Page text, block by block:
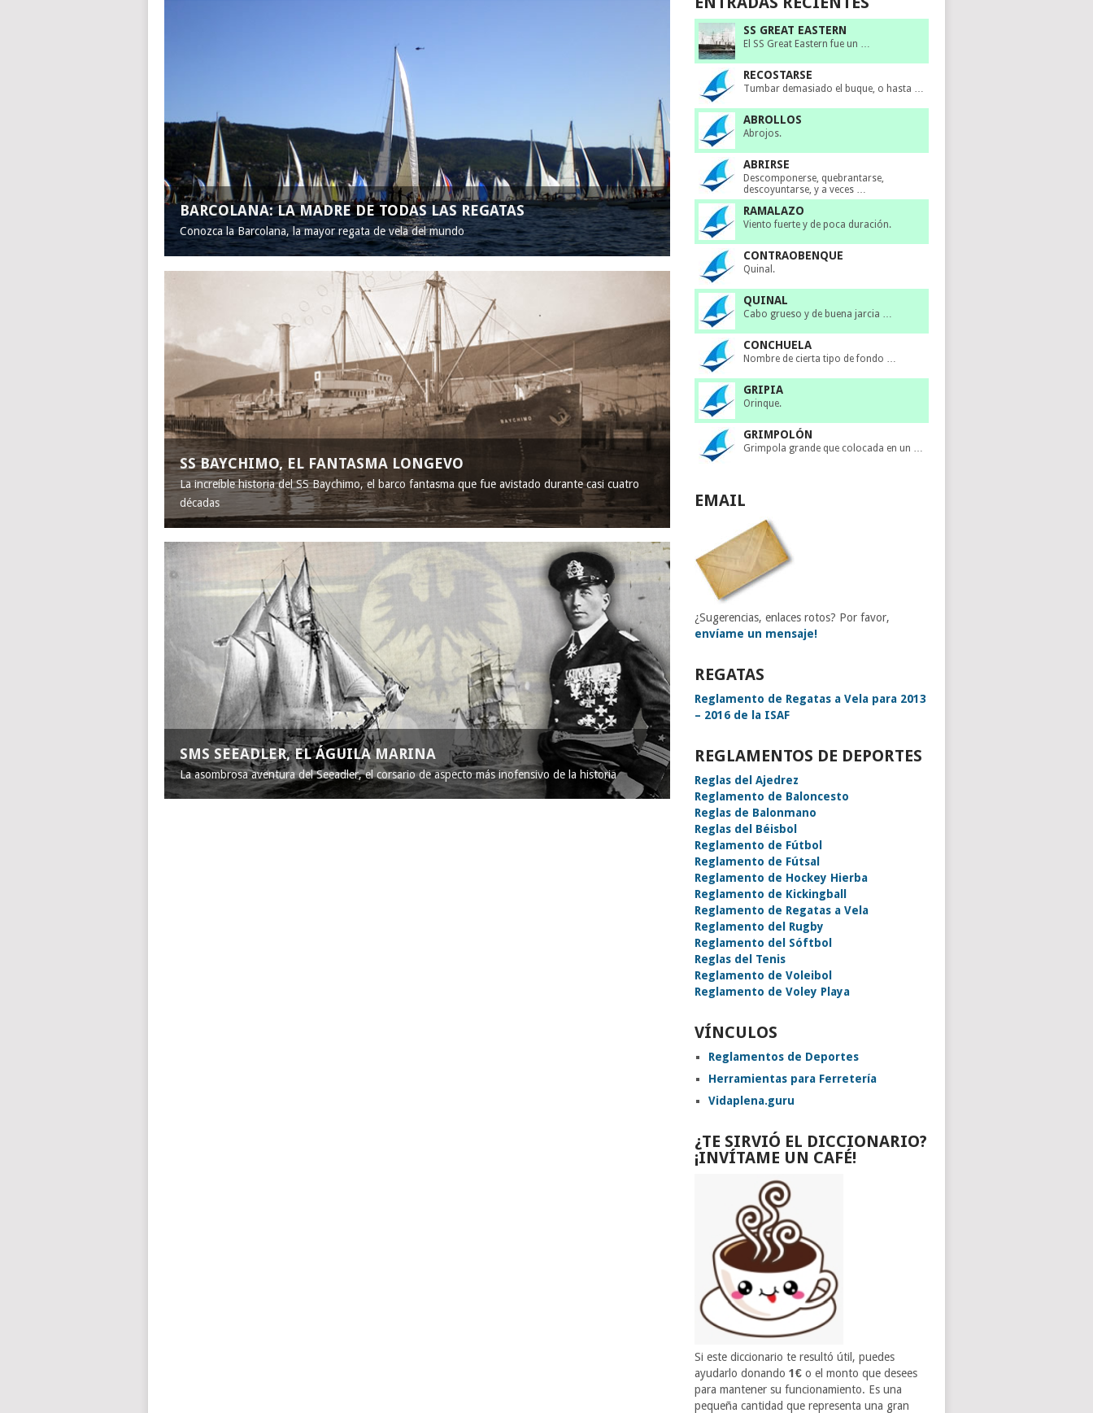
BARCOLANA: LA MADRE DE TODAS LAS REGATAS
Conozca la Barcolana, la mayor regata de vela del mundo
SS BAYCHIMO, EL FANTASMA LONGEVO
La increíble historia del SS Baychimo, el barco fantasma que fue avistado durante casi cuatro
décadas
SMS SEEADLER, EL ÁGUILA MARINA
La asombrosa aventura del Seeadler, el corsario de aspecto más inofensivo de la historia
SS GREAT EASTERN
El SS Great Eastern fue un …
RECOSTARSE
Tumbar demasiado el buque, o hasta …
ABROLLOS
Abrojos.
ABRIRSE
Descomponerse, quebrantarse,
descoyuntarse, y a veces …
RAMALAZO
Viento fuerte y de poca duración.
CONTRAOBENQUE
Quinal.
QUINAL
Cabo grueso y de buena jarcia …
CONCHUELA
Nombre de cierta tipo de fondo …
GRIPIA
Orinque.
GRIMPOLÓN
Grimpola grande que colocada en un …
EMAIL
¿Sugerencias, enlaces rotos? Por favor,
envíame un mensaje!
REGATAS
Reglamento de Regatas a Vela para 2013
– 2016 de la ISAF
REGLAMENTOS DE DEPORTES
Reglas del Ajedrez
Reglamento de Baloncesto
Reglas de Balonmano
Reglas del Béisbol
Reglamento de Fútbol
Reglamento de Fútsal
Reglamento de Hockey Hierba
Reglamento de Kickingball
Reglamento de Regatas a Vela
Reglamento del Rugby
Reglamento del Sóftbol
Reglas del Tenis
Reglamento de Voleibol
Reglamento de Voley Playa
VÍNCULOS
Reglamentos de Deportes
Herramientas para Ferretería
Vidaplena.guru
¿TE SIRVIÓ EL DICCIONARIO?
¡INVÍTAME UN CAFÉ!
Si este diccionario te resultó útil, puedes
ayudarlo donando1€ o el monto que desees
para mantener su funcionamiento. Es una
pequeña cantidad que representa una gran